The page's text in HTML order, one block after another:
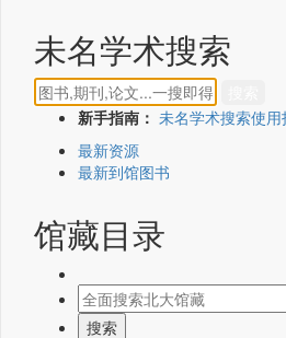
未名学术搜索
新手指南： 未名学术搜索使用
最新资源
最新到馆图书
馆藏目录